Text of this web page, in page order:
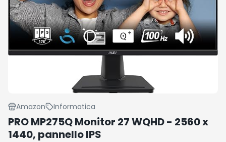
Amazon Informatica
PRO MP275Q Monitor 27 WQHD - 2560 x
1440, pannello IPS